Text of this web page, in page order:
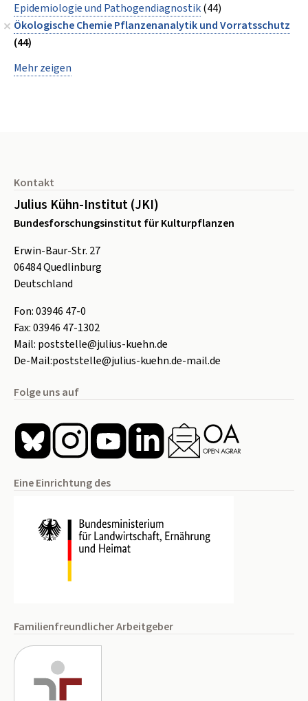
Epidemiologie und Pathogendiagnostik(44)
Ökologische Chemie Pflanzenanalytik und Vorratsschutz
(44)
Mehr zeigen
Kontakt
Julius Kühn-Institut (JKI)
Bundesforschungsinstitut für Kulturpflanzen
Erwin-Baur-Str. 27
06484Quedlinburg
Deutschland
Fon:03946 47-0
Fax:03946 47-1302
Mail: poststelle@julius-kuehn.de
De-Mail:poststelle@julius-kuehn.de-mail.de
Folge uns auf
Eine Einrichtung des
Familienfreundlicher Arbeitgeber